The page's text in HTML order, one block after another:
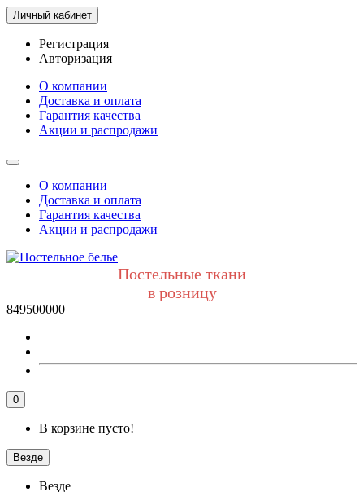
Личный кабинет
Регистрация
Авторизация
О компании
Доставка и оплата
Гарантия качества
Акции и распродажи
О компании
Доставка и оплата
Гарантия качества
Акции и распродажи
Постельные ткани
в розницу
849500000
0
В корзине пусто!
Везде
Везде